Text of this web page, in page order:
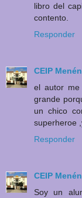
libro del
contento.
Responder
CEIP
el autor me
grande
un chico
superheroe
Responder
CEIP
Soy un